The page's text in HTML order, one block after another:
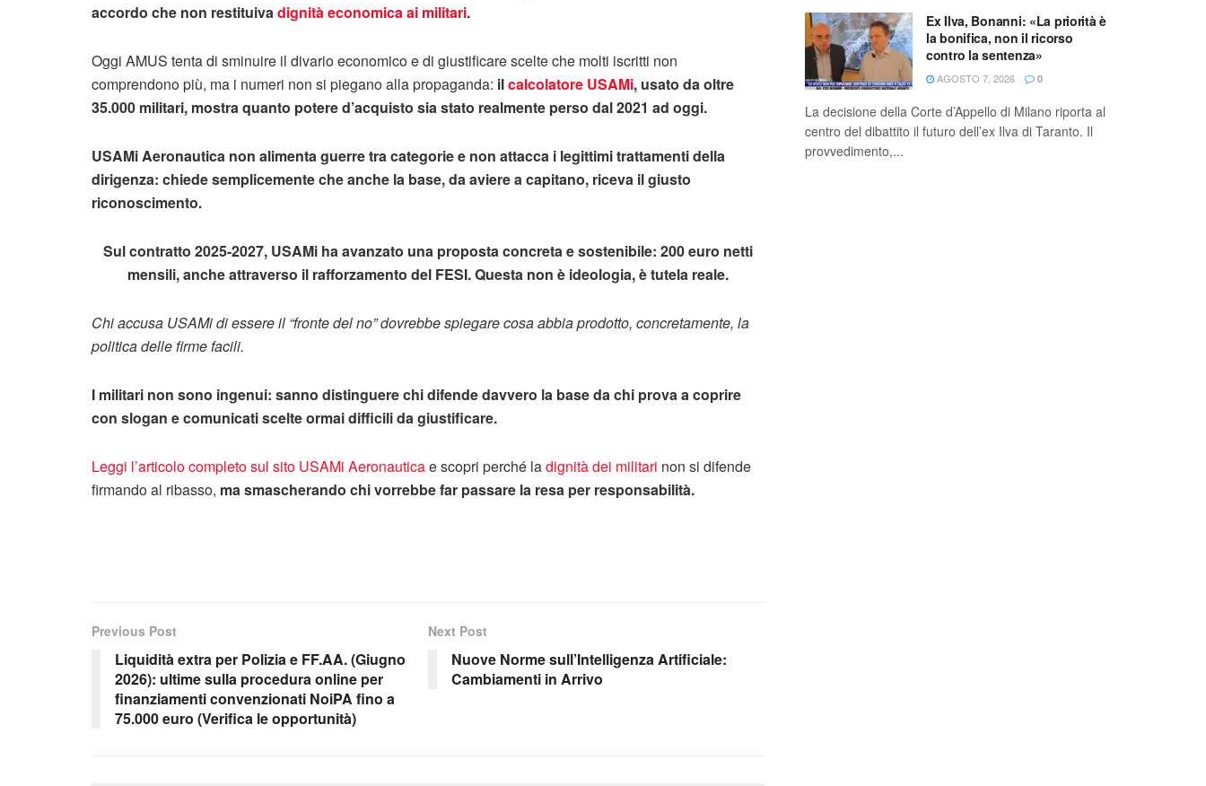
accordo che non restituivadignità economica ai militari.
Oggi AMUS tenta di sminuire il divario economico e di giustificare scelte che molti iscritti non
comprendono più, ma i numeri non si piegano alla propaganda: ilcalcolatore USAMi, usato da oltre
35.000 militari, mostra quanto potere d’acquisto sia stato realmente perso dal 2021 ad oggi.
USAMi Aeronautica non alimenta guerre tra categorie e non attacca i legittimi trattamenti della
dirigenza: chiede semplicemente che anche la base, da aviere a capitano, riceva il giusto
riconoscimento.
Sul contratto 2025-2027, USAMi ha avanzato una proposta concreta e sostenibile: 200 euro netti
mensili, anche attraverso il rafforzamento del FESI. Questa non è ideologia, è tutela reale.
Chi accusa USAMi di essere il “fronte del no” dovrebbe spiegare cosa abbia prodotto, concretamente, la
politica delle firme facili.
I militari non sono ingenui: sanno distinguere chi difende davvero la base da chi prova a coprire
con slogan e comunicati scelte ormai difficili da giustificare.
Leggi l’articolo completo sul sito USAMi Aeronauticae scopri perché ladignità dei militari non si difende
firmando al ribasso, ma smascherando chi vorrebbe far passare la resa per responsabilità.
Previous Post
Liquidità extra per Polizia e FF.AA. (Giugno
2026): ultime sulla procedura online per
finanziamenti convenzionati NoiPA fino a
75.000 euro (Verifica le opportunità)
Next Post
Nuove Norme sull’Intelligenza Artificiale:
Cambiamenti in Arrivo
Ex Ilva, Bonanni: «La priorità è
la bonifica, non il ricorso
contro la sentenza»
AGOSTO 7, 2026 0
La decisione della Corte d’Appello di Milano riporta al
centro del dibattito il futuro dell’ex Ilva di Taranto. Il
provvedimento,...